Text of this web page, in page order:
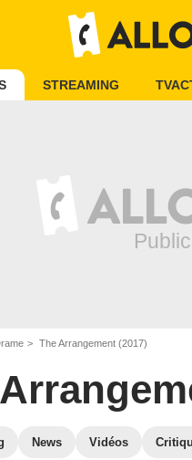
STREAMING
The Arrangement (2017)
News Vidéos